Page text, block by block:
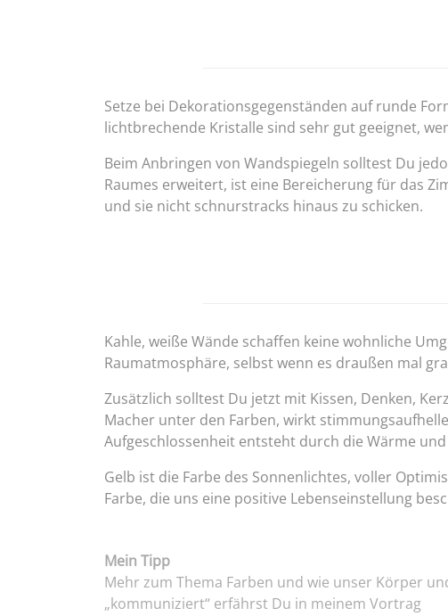
Setze bei Dekorationsgegenständen auf runde
lichtbrechende Kristalle sind sehr gut geeignet,
Beim Anbringen von Wandspiegeln solltest Du
Raumes erweitert, ist eine Bereicherung für das
und sie nicht schnurstracks hinaus zu schicken.
Kahle, weiße Wände schaffen keine wohnliche
Raumatmosphäre, selbst wenn es draußen mal
Zusätzlich solltest Du jetzt mit Kissen, Denken,
Macher unter den Farben, wirkt
Aufgeschlossenheit entsteht durch die Wärme
Gelb ist die Farbe des Sonnenlichtes, voller
Farbe, die uns eine positive Lebenseinstellung
Mein Tipp
Mehr zum Thema Farben und wie unser Körper
„kommuniziert“ erfährst Du in meinem Vortrag